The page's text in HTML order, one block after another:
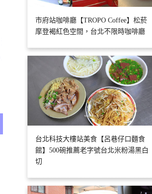
市府站咖啡廳【TROPO Coffee】松菸
摩登褐紅色空間，台北不限時咖啡廳
台北科技大樓站美食【呂巷仔口麵食
館】500碗推薦老字號台北米粉湯黑白
切